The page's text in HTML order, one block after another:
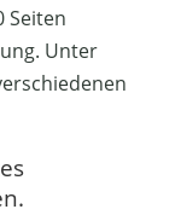
Seiten
Unter